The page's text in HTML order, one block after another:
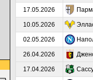
17.05.2026
10.05.2026
02.05.2026
26.04.2026
17.04.2026